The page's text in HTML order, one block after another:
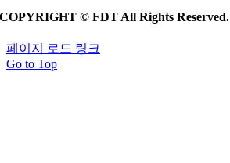
COPYRIGHT © FDT All Rights Reserved.
페이지 로드 링크
Go to Top